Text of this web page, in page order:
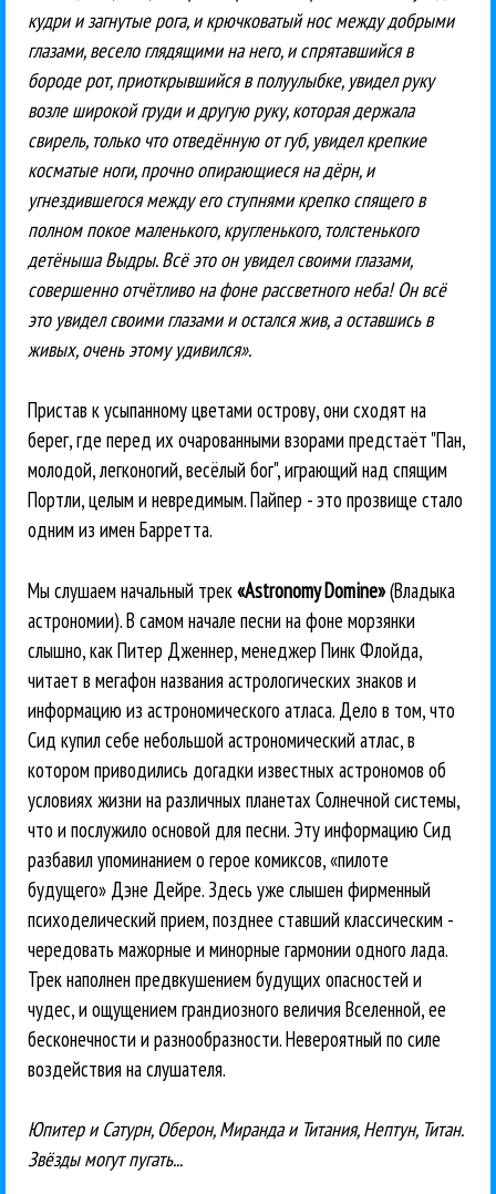
кудри и загнутые рога, и крючковатый нос между добрыми
глазами, весело глядящими на него, и спрятавшийся в
бороде рот, приоткрывшийся в полуулыбке, увидел руку
возле широкой груди и другую руку, которая держала
свирель, только что отведённую от губ, увидел крепкие
косматые ноги, прочно опирающиеся на дёрн, и
угнездившегося между его ступнями крепко спящего в
полном покое маленького, кругленького, толстенького
детёныша Выдры. Всё это он увидел своими глазами,
совершенно отчётливо на фоне рассветного неба! Он всё
это увидел своими глазами и остался жив, а оставшись в
живых, очень этому удивился».
Пристав к усыпанному цветами острову, они сходят на
берег, где перед их очарованными взорами предстаёт "Пан,
молодой, легконогий, весёлый бог", играющий над спящим
Портли, целым и невредимым. Пайпер - это прозвище стало
одним из имен Барретта.
Мы слушаем начальный трек«Astronomy Domine»(Владыка
астрономии). В самом начале песни на фоне морзянки
слышно, как Питер Дженнер, менеджер Пинк Флойда,
читает в мегафон названия астрологических знаков и
информацию из астрономического атласа. Дело в том, что
Сид купил себе небольшой астрономический атлас, в
котором приводились догадки известных астрономов об
условиях жизни на различных планетах Солнечной системы,
что и послужило основой для песни. Эту информацию Сид
разбавил упоминанием о герое комиксов, «пилоте
будущего» Дэне Дейре. Здесь уже слышен фирменный
психоделический прием, позднее ставший классическим -
чередовать мажорные и минорные гармонии одного лада.
Трек наполнен предвкушением будущих опасностей и
чудес, и ощущением грандиозного величия Вселенной, ее
бесконечности и разнообразности. Невероятный по силе
воздействия на слушателя.
Юпитер и Сатурн, Оберон, Миранда и Титания, Нептун, Титан.
Звёзды могут пугать...